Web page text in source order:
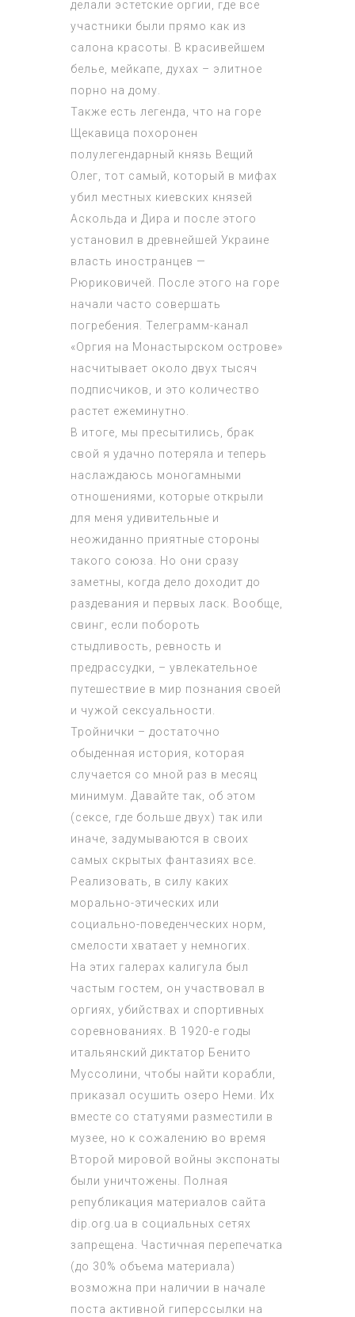
делали эстетские оргии, где все
участники были прямо как из
салона красоты. В красивейшем
белье, мейкапе, духах – элитное
порно на дому.
Также есть легенда, что на горе
Щекавица похоронен
полулегендарный князь Вещий
Олег, тот самый, который в мифах
убил местных киевских князей
Аскольда и Дира и после этого
установил в древнейшей Украине
власть иностранцев —
Рюриковичей. После этого на горе
начали часто совершать
погребения. Телеграмм-канал
«Оргия на Монастырском острове»
насчитывает около двух тысяч
подписчиков, и это количество
растет ежеминутно.
В итоге, мы пресытились, брак
свой я удачно потеряла и теперь
наслаждаюсь моногамными
отношениями, которые открыли
для меня удивительные и
неожиданно приятные стороны
такого союза. Но они сразу
заметны, когда дело доходит до
раздевания и первых ласк. Вообще,
свинг, если побороть
стыдливость, ревность и
предрассудки, – увлекательное
путешествие в мир познания своей
и чужой сексуальности.
Тройнички – достаточно
обыденная история, которая
случается со мной раз в месяц
минимум. Давайте так, об этом
(сексе, где больше двух) так или
иначе, задумываются в своих
самых скрытых фантазиях все.
Реализовать, в силу каких
морально-этических или
социально-поведенческих норм,
смелости хватает у немногих.
На этих галерах калигула был
частым гостем, он участвовал в
оргиях, убийствах и спортивных
соревнованиях. В 1920-е годы
итальянский диктатор Бенито
Муссолини, чтобы найти корабли,
приказал осушить озеро Неми. Их
вместе со статуями разместили в
музее, но к сожалению во время
Второй мировой войны экспонаты
были уничтожены. Полная
републикация материалов сайта
dip.org.ua в социальных сетях
запрещена. Частичная перепечатка
(до 30% объема материала)
возможна при наличии в начале
поста активной гиперссылки на